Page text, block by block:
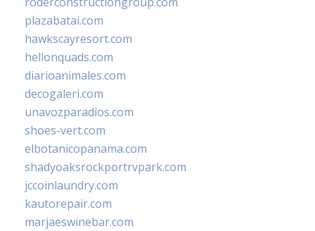
plazabatai.com
hawkscayresort.com
hellonquads.com
diarioanimales.com
decogaleri.com
unavozparadios.com
shoes-vert.com
elbotanicopanama.com
shadyoaksrockportrvpark.com
jccoinlaundry.com
kautorepair.com
marjaeswinebar.com